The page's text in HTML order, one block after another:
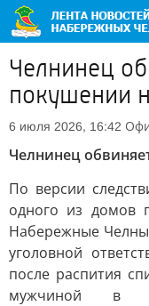
Челнинец
покушении
6 июля 2026, 16:42
Челнинец
По версии
одного из домов
Набережные
уголовной
после распития
мужчиной в